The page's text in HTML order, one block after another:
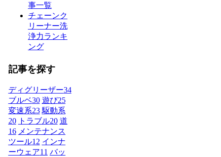
事一覧
チェーンク
リーナー洗
浄力ランキ
ング
記事を探す
ディグリーザー34
ブルベ30 遊び25
変速系23 駆動系
20
トラブル20 道
16 メンテナンス
ツール12 インナ
ーウェア11 バッ